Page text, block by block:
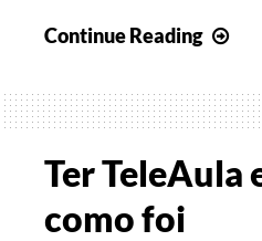
Continue Reading
Ter TeleAula
como foi